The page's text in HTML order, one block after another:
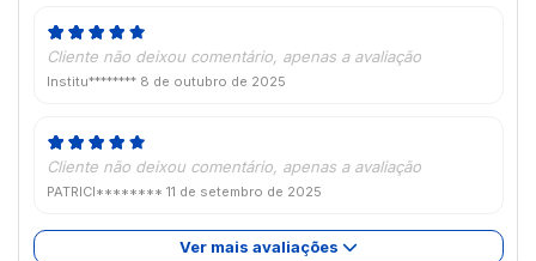
Cliente não deixou comentário, apenas a avaliação
Institu******** 8 de outubro de 2025
Cliente não deixou comentário, apenas a avaliação
PATRICI******** 11 de setembro de 2025
Ver mais avaliações